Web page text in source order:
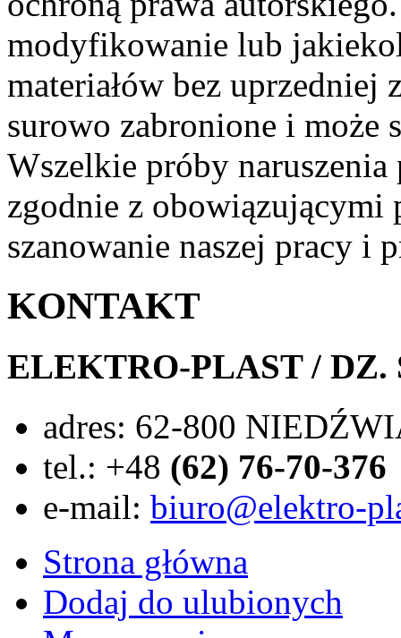
modyfikowanie lub
materiałów bez
surowo zabronione i może
Wszelkie próby naruszenia
zgodnie z obowiązującymi
szanowanie naszej pracy i
KONTAKT
ELEKTRO-PLAST /
adres: 62-800
tel.: +48 (62) 76-70-376
e-mail: biuro@elektro-
Strona główna
Dodaj do ulubionych